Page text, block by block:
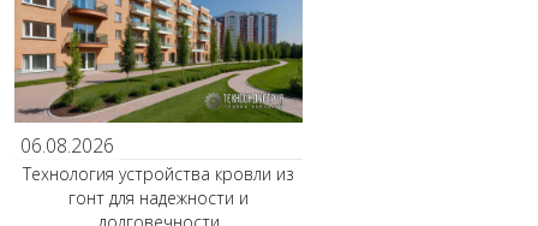
06.08.2026
Технология устройства кровли из
гонт для надежности и